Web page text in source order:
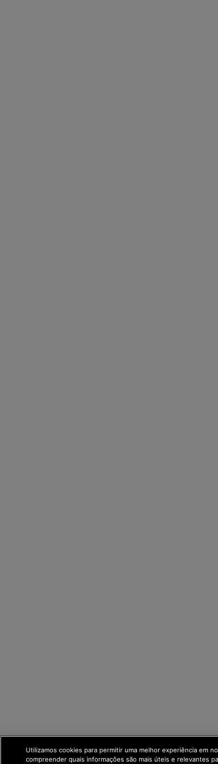
Utilizamos cookies para permitir uma melhor experiência em
compreender quais informações são mais úteis e relevantes